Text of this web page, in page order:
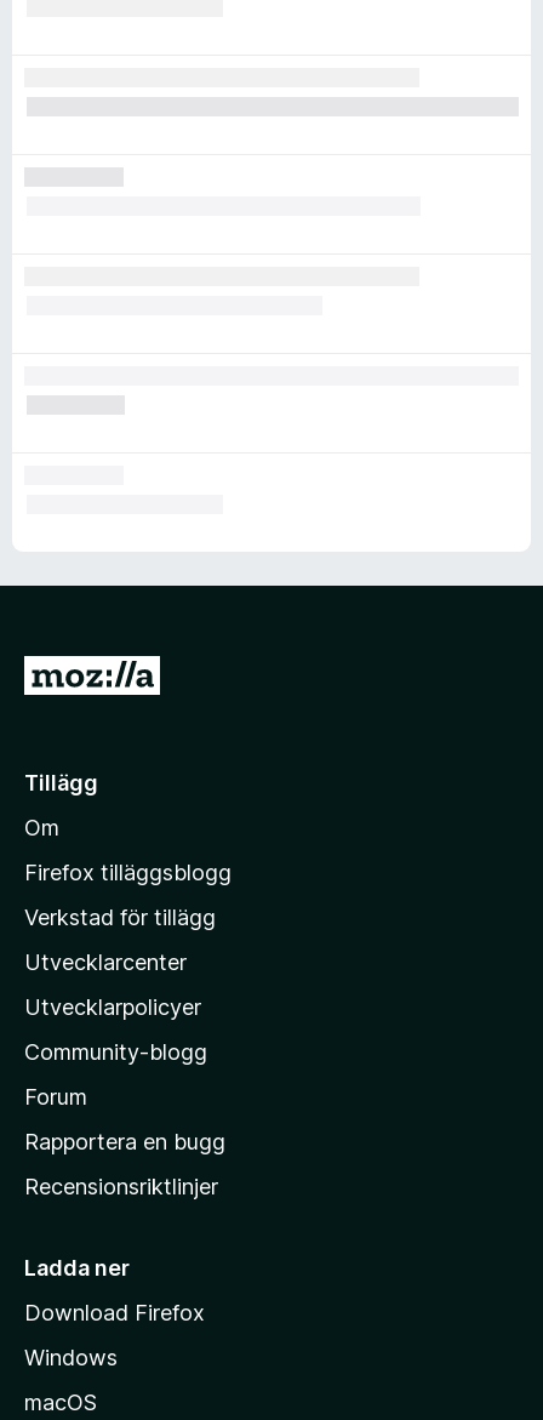
G
i
l
M
z
i
l
a
s
h
m
i
a
Tillägg
Om
Firefox tilläggsblogg
Verkstad för tillägg
Utvecklarcenter
Utvecklarpolicyer
Community-blogg
Forum
Rapportera en bugg
Recensionsriktlinjer
Ladda ner
Download Firefox
Windows
macOS